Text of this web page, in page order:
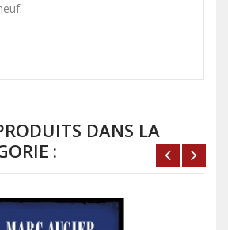
DANS LA
: